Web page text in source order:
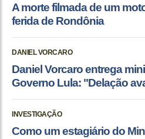
A morte filmada de um
ferida de Rondônia
DANIEL VORCARO
Daniel Vorcaro entrega
Governo Lula: "Delação
INVESTIGAÇÃO
Como um estagiário do